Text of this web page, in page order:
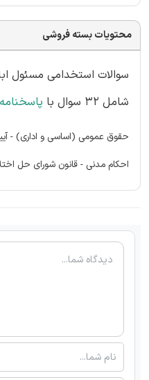
محتویات بسته فروشی
شامل 32 سوال با
حقوق عمومی (اساسی و اداری) -
احکام مدنی - قانون شورای حل